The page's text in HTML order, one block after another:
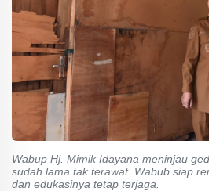
Wabup Hj. Mimik Idayana meninjau
sudah lama tak terawat. Wabub siap
dan edukasinya tetap terjaga.